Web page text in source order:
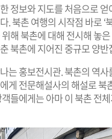
정보와 지도를 처음으로 얻
. 북촌 여행의 시작점 바로 ‘
해 북촌에 대해 전시해 놓
북촌에 지어진 중규모 양반
는 홍보전시관. 북촌의 역사
게 전문해설사의 해설로 북
들에게는 아마 이 북촌 전